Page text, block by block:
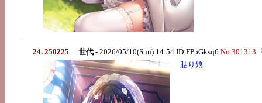
24. 250225 世代 - 2026/05/10(Sun) 14:54 ID:FPpGksq6 No.301313
貼り娘